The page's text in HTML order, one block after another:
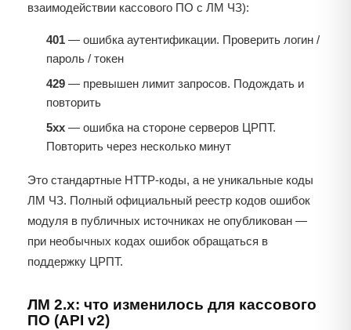
взаимодействии кассового ПО с ЛМ ЧЗ):
401 — ошибка аутентификации. Проверить логин /
пароль / токен
429 — превышен лимит запросов. Подождать и
повторить
5xx — ошибка на стороне серверов ЦРПТ.
Повторить через несколько минут
Это стандартные HTTP-коды, а не уникальные коды
ЛМ ЧЗ. Полный официальный реестр кодов ошибок
модуля в публичных источниках не опубликован —
при необычных кодах ошибок обращаться в
поддержку ЦРПТ.
ЛМ 2.x: что изменилось для кассового
ПО (API v2)